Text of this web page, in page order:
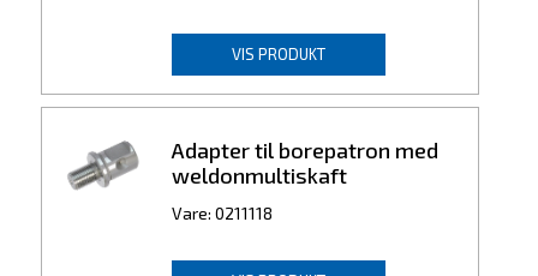
VIS PRODUKT
Adapter til borepatron med
weldonmultiskaft
Vare: 0211118